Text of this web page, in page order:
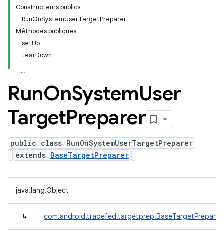
Constructeurs publics
RunOnSystemUserTargetPreparer
Méthodes publiques
setUp
tearDown
RunOnSystemUser
TargetPreparer
public class RunOnSystemUserTargetPreparer
extends BaseTargetPreparer
java.lang.Object
↳ com.android.tradefed.targetprep.BaseTargetPreparer